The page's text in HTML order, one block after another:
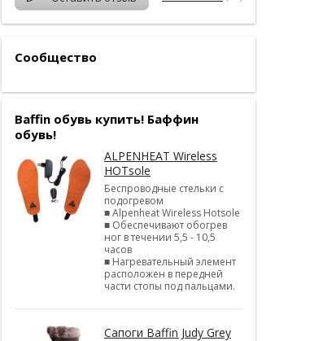
Сообщество
Baffin обувь купить! Баффин
обувь!
ALPENHEAT Wireless
HOTsole
Беспроводные стельки с
подогревом
■ Alpenheat Wireless Hotsole
■ Обеспечивают обогрев
ног в течении 5,5 - 10,5
часов
■ Нагревательный элемент
расположен в передней
части стопы под пальцами.
Сапоги Baffin Judy Grey